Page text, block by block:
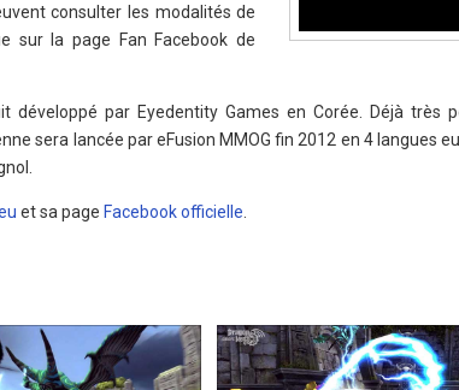
consulter les modalités de
sur la page Fan Facebook de
développé par Eyedentity Games en Corée. Déjà très
sera lancée par eFusion MMOG fin 2012 en 4 langues
et sa page Facebook officielle